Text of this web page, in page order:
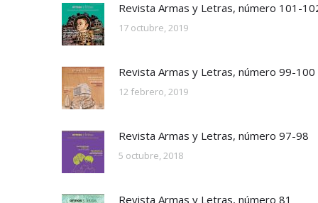
Revista Armas y Letras, número 101-
17 octubre, 2019
Revista Armas y Letras, número 99-100
12 febrero, 2019
Revista Armas y Letras, número 97-98
5 octubre, 2018
Revista Armas y Letras, número 81